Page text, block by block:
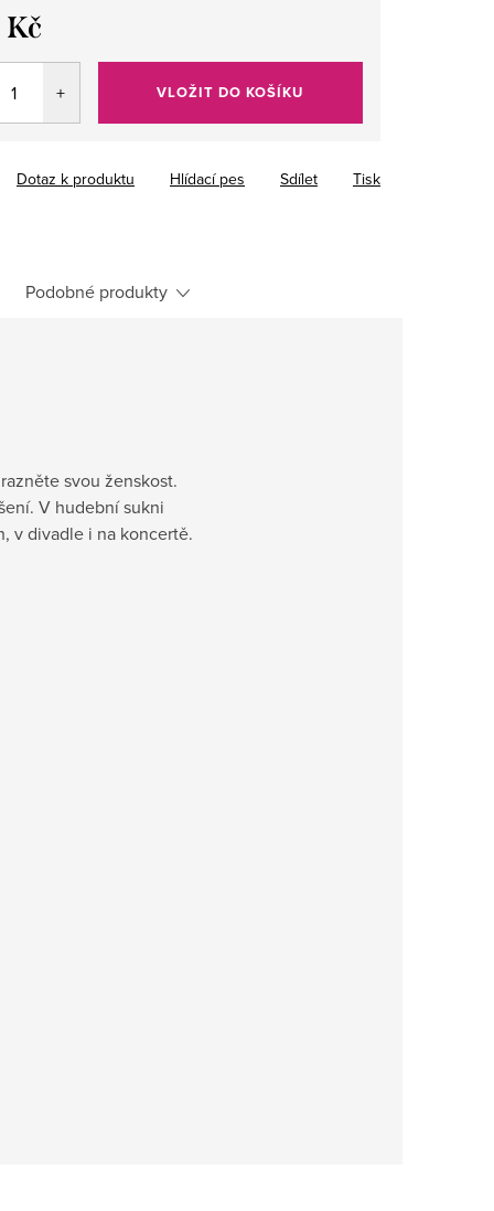
Kč
VLOŽIT DO KOŠÍKU
Tisk
Dotaz k produktu Hlídací pes Sdílet
Podobné produkty
svou ženskost.
V hudební sukni
v divadle i na koncertě.